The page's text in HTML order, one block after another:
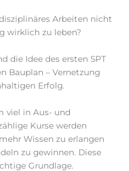
Arbeiten nicht
wirklich zu leben?
die Idee des ersten SPT
Bauplan – Vernetzung
Erfolg.
viel in Aus- und
Kurse werden
Wissen zu erlangen
zu gewinnen. Diese
Grundlage.